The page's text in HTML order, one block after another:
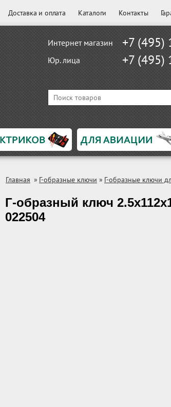
Доставка и оплата Каталоги Контакты
Интернет магазин +7 (495)
Юр. лица +7 (495)
Главная » Г-образные ключи » Г-образные ключи
Г-образный ключ
022504